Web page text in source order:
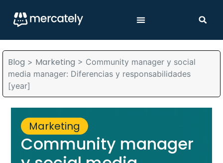
Blog > Marketing > Community manager y social
media manager: Diferencias y responsabilidades
[year]
Marketing
Community manager